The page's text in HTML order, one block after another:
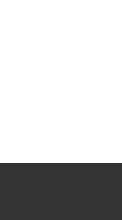
вы можете
заказ может
и его стоимость